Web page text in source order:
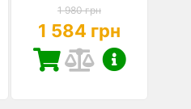
1 980 грн
1 584 грн